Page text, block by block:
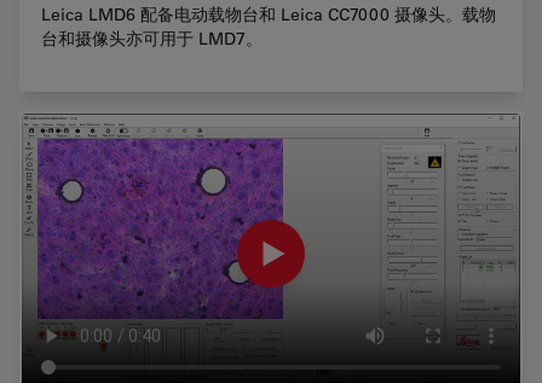
Leica LMD6 配备电动载物台和 Leica CC7000 摄像头。载物
台和摄像头亦可用于 LMD7。